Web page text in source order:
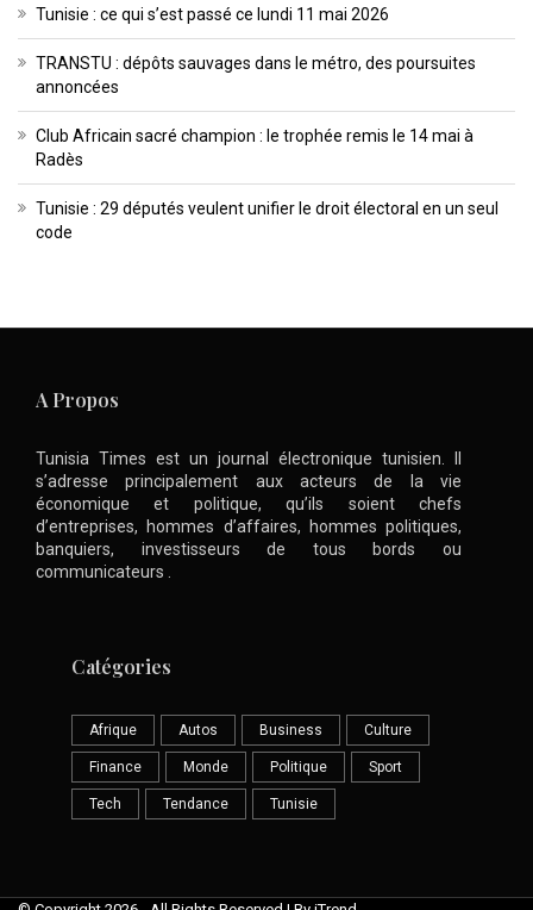
Tunisie : ce qui s’est passé ce lundi 11 mai 2026
TRANSTU : dépôts sauvages dans le métro, des poursuites
annoncées
Club Africain sacré champion : le trophée remis le 14 mai à
Radès
Tunisie : 29 députés veulent unifier le droit électoral en un seul
code
A Propos
Tunisia Times est un journal électronique tunisien. Il
s’adresse principalement aux acteurs de la vie
économique et politique, qu’ils soient chefs
d’entreprises, hommes d’affaires, hommes politiques,
banquiers, investisseurs de tous bords ou
communicateurs .
Catégories
Afrique Autos Business Culture
Finance Monde Politique Sport
Tech Tendance Tunisie